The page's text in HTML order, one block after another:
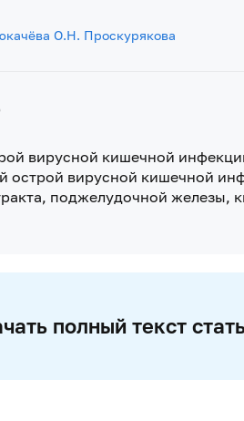
О.Н. Проскурякова
вирусной кишечной
острой вирусной кишечной
поджелудочной железы,
полный текст